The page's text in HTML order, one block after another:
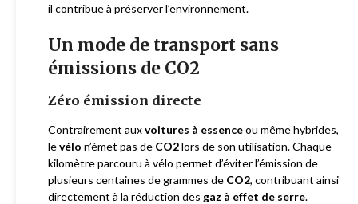
il contribue à préserver l’environnement.
Un mode de transport sans
émissions de CO2
Zéro émission directe
Contrairement auxvoitures à essenceou même hybrides,
levélo n’émet pas de CO2lors de son utilisation. Chaque
kilomètre parcouru à vélo permet d’éviter l’émission de
plusieurs centaines de grammes de CO2, contribuant ainsi
directement à la réduction des gaz à effet de serre.